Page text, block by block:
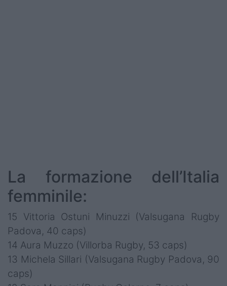
La formazione dell’Italia
femminile:
15 Vittoria Ostuni Minuzzi (Valsugana Rugby
Padova, 40 caps)
14 Aura Muzzo (Villorba Rugby, 53 caps)
13 Michela Sillari (Valsugana Rugby Padova, 90
caps)